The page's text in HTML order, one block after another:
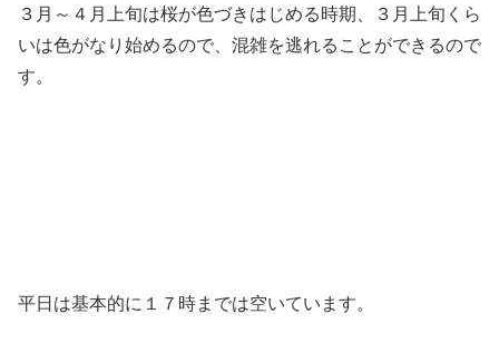
３月～４月上旬は桜が色づきはじめる時期、３月上旬くら
いは色がなり始めるので、混雑を逃れることができるので
す。
平日は基本的に１７時までは空いています。